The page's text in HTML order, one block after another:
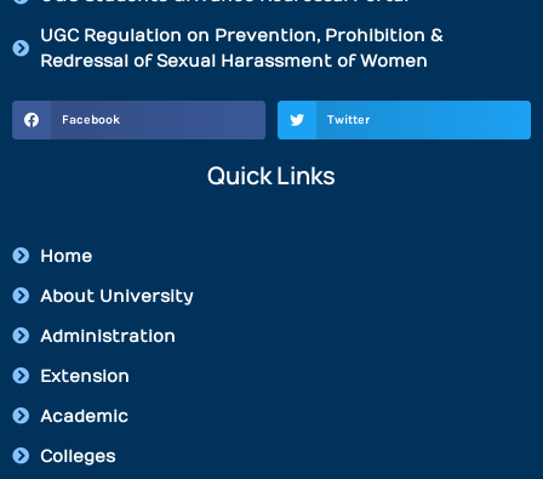
UGC Regulation on Prevention, Prohibition &
Redressal of Sexual Harassment of Women
Facebook Twitter
Quick Links
Home
About University
Administration
Extension
Academic
Colleges